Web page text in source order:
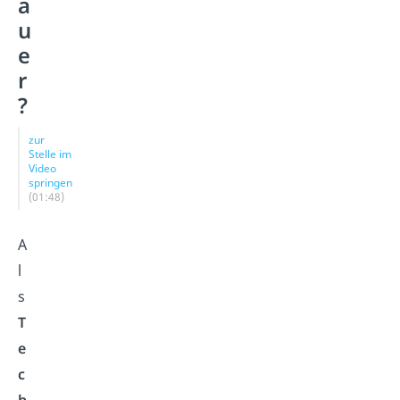
u
e
r
?
zur
Stelle im
Video
springen
(01:48)
A
l
s
T
e
c